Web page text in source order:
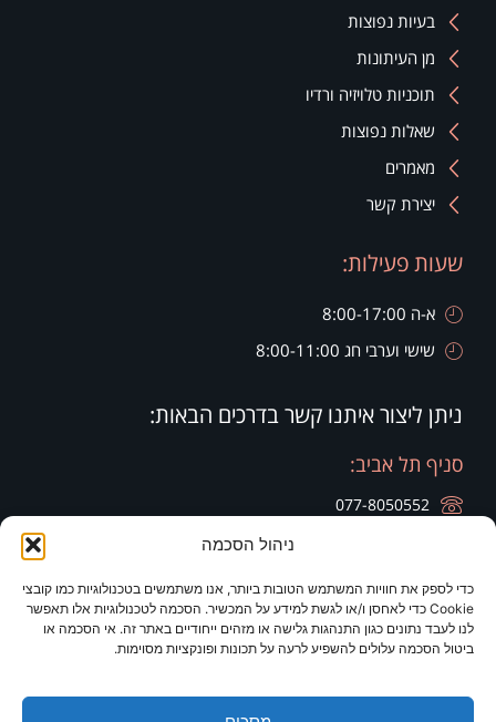
ניהול הסכמה
כדי לספק את חוויות המשתמש הטובות ביותר, אנו משתמשים בטכנולוגיות כמו קובצי
Cookie כדי לאחסן ו/או לגשת למידע על המכשיר. הסכמה לטכנולוגיות אלו תאפשר
לנו לעבד נתונים כגון התנהגות גלישה או מזהים ייחודיים באתר זה. אי הסכמה או
ביטול הסכמה עלולים להשפיע לרעה על תכונות ופונקציות מסוימות.
ניתן ליצור איתנו קשר בדרכים הבאות:
סניף תל אביב:
077-8050552
סניף זיכרון יעקב:
077-8050420
סניף ירושלים:
077-8050420
בעיות נפוצות
מן העיתונות
תוכניות טלויזיה ורדיו
שאלות נפוצות
מאמרים
יצירת קשר
שעות פעילות:
א-ה 8:00-17:00
שישי וערבי חג 8:00-11:00